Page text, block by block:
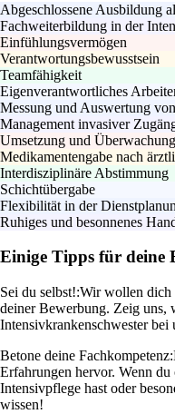
Abgeschlossene Ausbildung
Fachweiterbildung in der
Einfühlungsvermögen
Verantwortungsbewusstsein
Teamfähigkeit
Eigenverantwortliches
Messung und Auswertung
Management invasiver
Umsetzung und
Medikamentengabe nach
Interdisziplinäre Abstimmung
Schichtübergabe
Flexibilität in der
Ruhiges und besonnenes
Einige Tipps für deine
Sei du selbst!:Wir wollen dich
deiner Bewerbung. Zeig uns,
Intensivkrankenschwester bei
Betone deine Fachkompetenz:
Erfahrungen hervor. Wenn
Intensivpflege hast oder
wissen!